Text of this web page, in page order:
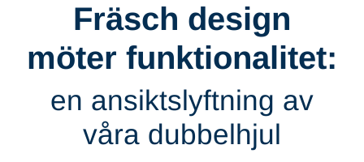
Fräsch design
möter funktionalitet:
en ansiktslyftning av
våra dubbelhjul